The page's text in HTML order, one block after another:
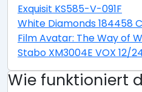
Exquisit KS585-V-091F
White Diamonds 184458
Film Avatar: The Way of
Stabo XM3004E VOX 12/
Wie funktioniert